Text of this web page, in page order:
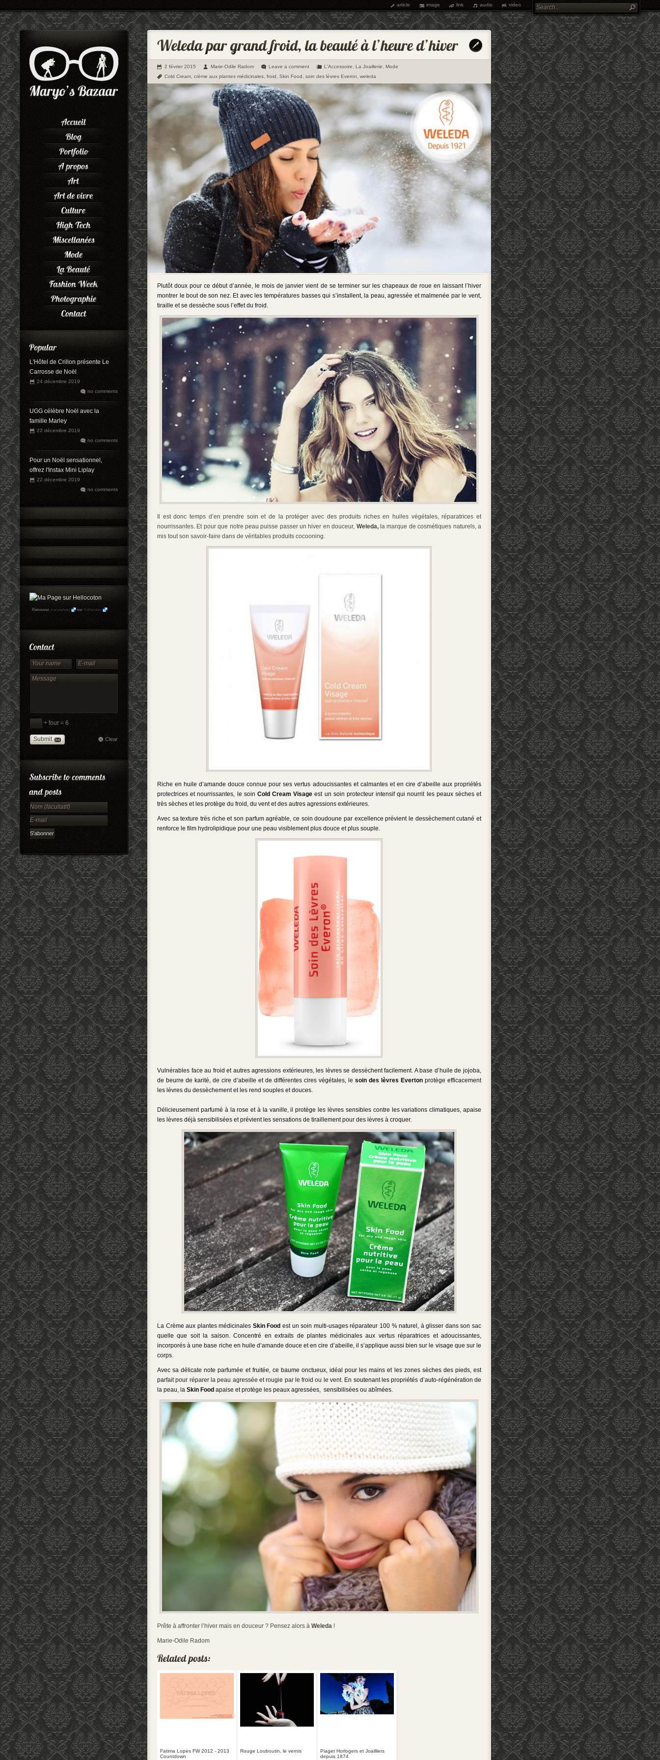
article image link audio video
L'Hôtel de Crillon présente Le
Carrosse de Noël
24 décembre 2019
no comments
UGG célèbre Noël avec la
famille Marley
22 décembre 2019
no comments
Pour un Noël sensationnel,
offrez l'Instax Mini Liplay
22 décembre 2019
no comments
Retrouvez maryophoto sur Hellocoton
+ four = 6
Submit Clear
2 février 2015 Marie-Odile Radom Leave a comment L'Accessoire La Joaillerie
Mode
Cold Cream crème aux plantes médicinales froid Skin Food soin des lèvres Everon weleda
Plutôt doux pour ce début d’année, le mois de janvier vient de se terminer sur les chapeaux de roue en laissant l’hiver
montrer le bout de son nez. Et avec les températures basses qui s’installent, la peau, agressée et malmenée par le vent,
tiraille et se dessèche sous l’effet du froid.
Il est donc temps d’en prendre soin et de la protéger avec des produits riches en huiles végétales, réparatrices et
nourrissantes. Et pour que notre peau puisse passer un hiver en douceur, Weleda, la marque de cosmétiques naturels, a
mis tout son savoir-faire dans de véritables produits cocooning.
Riche en huile d’amande douce connue pour ses vertus adoucissantes et calmantes et en cire d’abeille aux propriétés
protectrices et nourrissantes, le soin Cold Cream Visage est un soin protecteur intensif qui nourrit les peaux sèches et
très sèches et les protège du froid, du vent et des autres agressions extérieures.
Avec sa texture très riche et son parfum agréable, ce soin doudoune par excellence prévient le dessèchement cutané et
renforce le film hydrolipidique pour une peau visiblement plus douce et plus souple.
Vulnérables face au froid et autres agressions extérieures, les lèvres se dessèchent facilement. A base d’huile de jojoba,
de beurre de karité, de cire d’abeille et de différentes cires végétales, le soin des lèvres Everton protège efficacement
les lèvres du dessèchement et les rend souples et douces.
Délicieusement parfumé à la rose et à la vanille, il protège les lèvres sensibles contre les variations climatiques, apaise
les lèvres déjà sensibilisées et prévient les sensations de tiraillement pour des lèvres à croquer.
La Crème aux plantes médicinales Skin Food est un soin multi-usages réparateur 100 % naturel, à glisser dans son sac
quelle que soit la saison. Concentré en extraits de plantes médicinales aux vertus réparatrices et adoucissantes,
incorporés à une base riche en huile d’amande douce et en cire d’abeille, il s’applique aussi bien sur le visage que sur le
corps.
Avec sa délicate note parfumée et fruitée, ce baume onctueux, idéal pour les mains et les zones sèches des pieds, est
parfait pour réparer la peau agressée et rougie par le froid ou le vent. En soutenant les propriétés d’auto-régénération de
la peau, la Skin Food apaise et protège les peaux agressées, sensibilisées ou abîmées.
Prête à affronter l’hiver mais en douceur ? Pensez alors à Weleda !
Marie-Odile Radom
Fatima Lopes FW 2012 - 2013
Countdown
Rouge Louboutin, le vernis
Piaget Horlogers et Joailliers
depuis 1874